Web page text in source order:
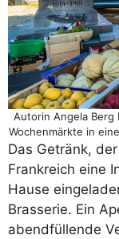
Autorin Angela Berg
Wochenmärkte in
Das Getränk,
Frankreich eine
Hause
Brasserie. Ein
abendfüllende